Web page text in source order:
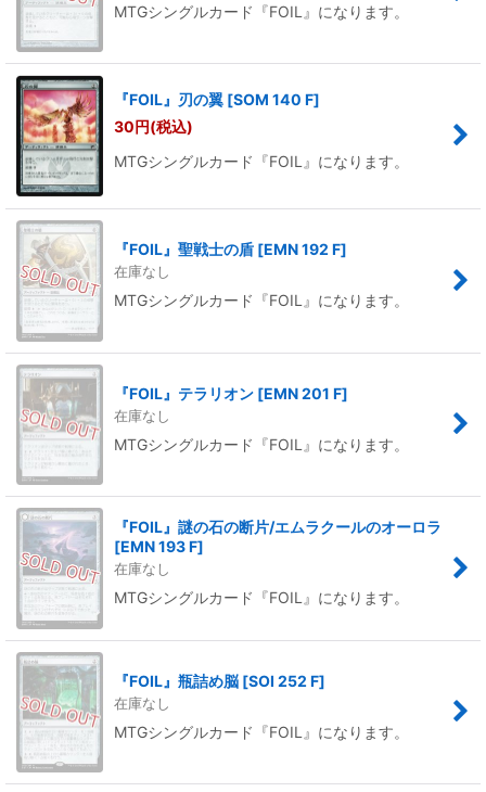
MTGシングルカード『FOIL』になります。
『FOIL』刃の翼 [SOM 140 F]
30円(税込)
MTGシングルカード『FOIL』になります。
『FOIL』聖戦士の盾 [EMN 192 F]
在庫なし
MTGシングルカード『FOIL』になります。
『FOIL』テラリオン [EMN 201 F]
在庫なし
MTGシングルカード『FOIL』になります。
『FOIL』謎の石の断片/エムラクールのオーロラ
[EMN 193 F]
在庫なし
MTGシングルカード『FOIL』になります。
『FOIL』瓶詰め脳 [SOI 252 F]
在庫なし
MTGシングルカード『FOIL』になります。